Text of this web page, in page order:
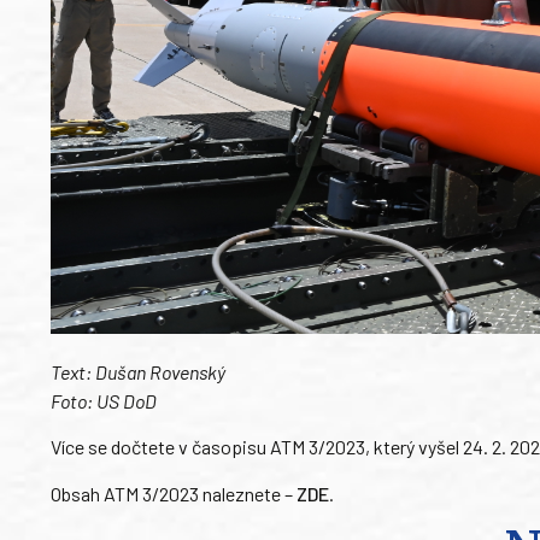
Text: Dušan Rovenský
Foto: US DoD
Více se dočtete v časopisu ATM 3/2023, který vyšel 24. 2.
Obsah ATM 3/2023 naleznete – ZDE